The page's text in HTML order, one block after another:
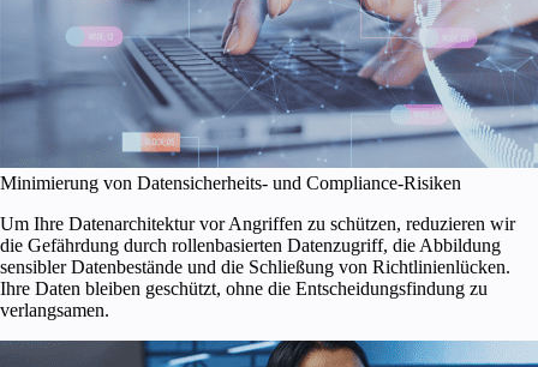
Minimierung von Datensicherheits- und Compliance-Risiken
Um Ihre Datenarchitektur vor Angriffen zu schützen, reduzieren wir
die Gefährdung durch rollenbasierten Datenzugriff, die Abbildung
sensibler Datenbestände und die Schließung von Richtlinienlücken.
Ihre Daten bleiben geschützt, ohne die Entscheidungsfindung zu
verlangsamen.